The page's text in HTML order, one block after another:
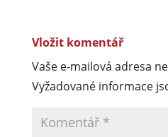
Vložit komentář
Vaše e-mailová adresa
Vyžadované informace